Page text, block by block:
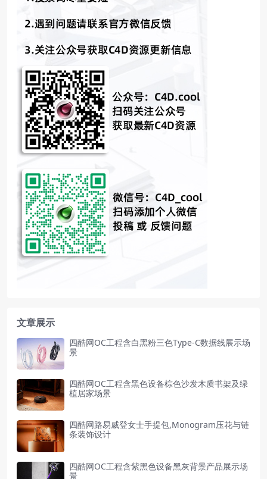
文章展示
四酷网OC工程含白黑粉三色Type-C数据线展示场
景
四酷网OC工程含黑色设备棕色沙发木质书架及绿
植居家场景
四酷网路易威登女士手提包,Monogram压花与链
条装饰设计
四酷网OC工程含紫黑色设备黑灰背景产品展示场
景